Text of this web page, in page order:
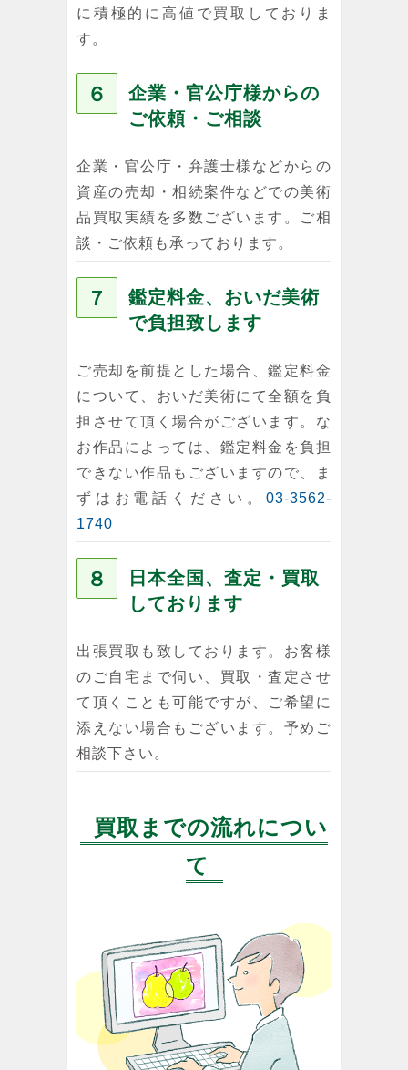
に積極的に高値で買取しておりま
す。
６
企業・官公庁様からの
ご依頼・ご相談
企業・官公庁・弁護士様などからの
資産の売却・相続案件などでの美術
品買取実績を多数ございます。ご相
談・ご依頼も承っております。
７
鑑定料金、おいだ美術
で負担致します
ご売却を前提とした場合、鑑定料金
について、おいだ美術にて全額を負
担させて頂く場合がございます。な
お作品によっては、鑑定料金を負担
できない作品もございますので、ま
ずはお電話ください。 03-3562-
1740
８
日本全国、査定・買取
しております
出張買取も致しております。お客様
のご自宅まで伺い、買取・査定させ
て頂くことも可能ですが、ご希望に
添えない場合もございます。予めご
相談下さい。
買取までの流れについ
て